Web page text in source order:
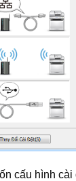
cấu hình